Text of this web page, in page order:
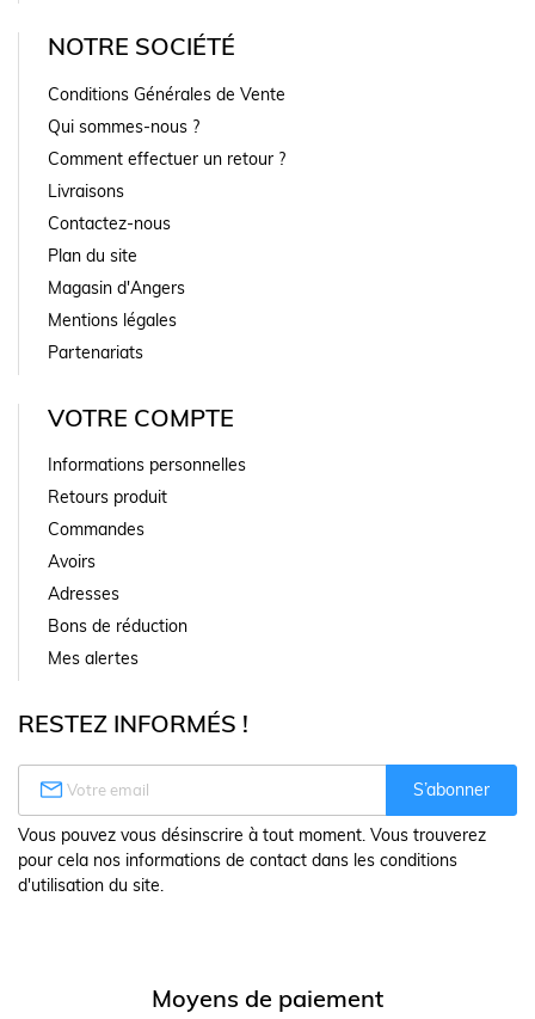
NOTRE SOCIÉTÉ
Conditions Générales de Vente
Qui sommes-nous ?
Comment effectuer un retour ?
Livraisons
Contactez-nous
Plan du site
Magasin d'Angers
Mentions légales
Partenariats
VOTRE COMPTE
Informations personnelles
Retours produit
Commandes
Avoirs
Adresses
Bons de réduction
Mes alertes
RESTEZ INFORMÉS !
 S’abonner
Vous pouvez vous désinscrire à tout moment. Vous trouverez
pour cela nos informations de contact dans les conditions
d'utilisation du site.
Moyens de paiement